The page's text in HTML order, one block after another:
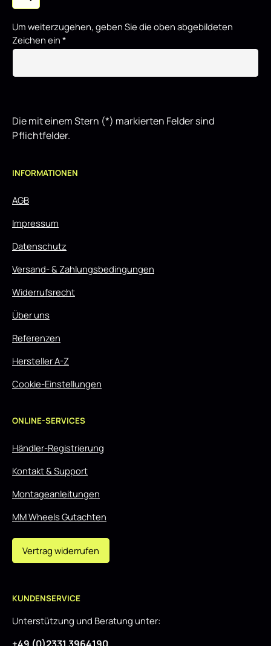
Um weiterzugehen, geben Sie die oben abgebildeten
Zeichen ein *
Die mit einem Stern (*) markierten Felder sind
Pflichtfelder.
INFORMATIONEN
AGB
Impressum
Datenschutz
Versand- & Zahlungsbedingungen
Widerrufsrecht
Über uns
Referenzen
Hersteller A-Z
Cookie-Einstellungen
ONLINE-SERVICES
Händler-Registrierung
Kontakt & Support
Montageanleitungen
MM Wheels Gutachten
Vertrag widerrufen
KUNDENSERVICE
Unterstützung und Beratung unter: